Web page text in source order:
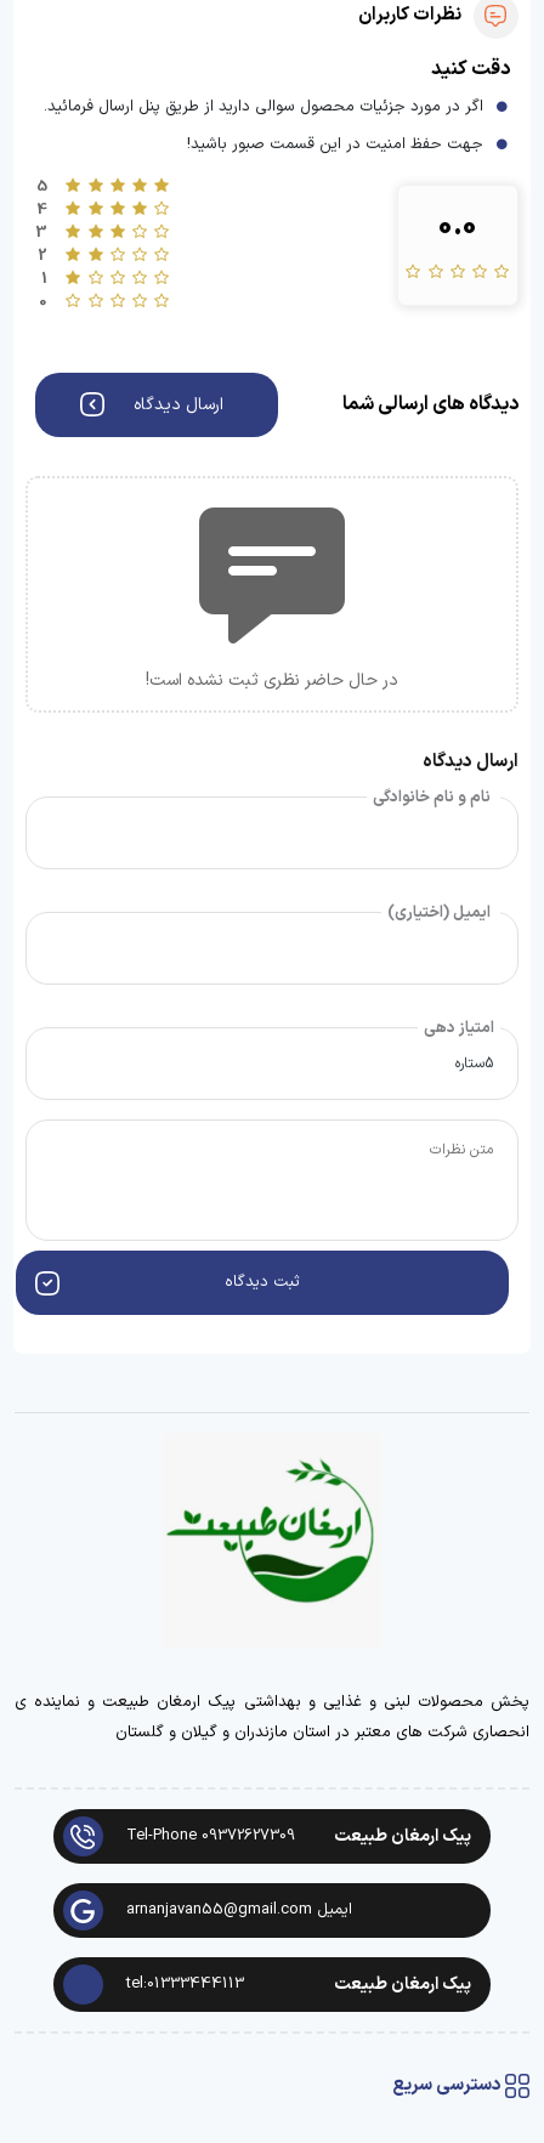
نظرات کاربران
دقت کنید
اگر در مورد جزئیات محصول سوالی دارید از طریق پنل ارسال فرمائید.
جهت حفظ امنیت در این قسمت صبور باشید!
0.0
5
4
3
2
1
0
دیدگاه های ارسالی شما ارسال دیدگاه
در حال حاضر نظری ثبت نشده است!
ارسال دیدگاه
نام و نام خانوادگی
ایمیل (اختیاری)
امتیاز دهی
ثبت دیدگاه
پخش محصولات لبنی و غذایی و بهداشتی پیک ارمغان طبیعت و نماینده ی
انحصاری شرکت های معتبر در استان مازندران و گیلان و گلستان
پیک ارمغان طبیعت Tel-Phone 09372627309
ایمیل arnanjavan55@gmail.com
پیک ارمغان طبیعت tel:01333444113
دسترسی سریع